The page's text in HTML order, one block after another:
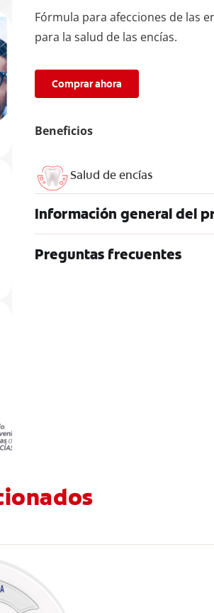
Fórmula para afecciones de las
para la salud de las encías.
Comprar ahora
Beneficios
Salud de encías
Información general del
Preguntas frecuentes